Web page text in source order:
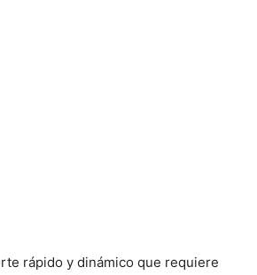
rápido y dinámico que requiere